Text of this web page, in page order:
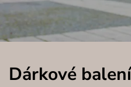
Dárkové balení